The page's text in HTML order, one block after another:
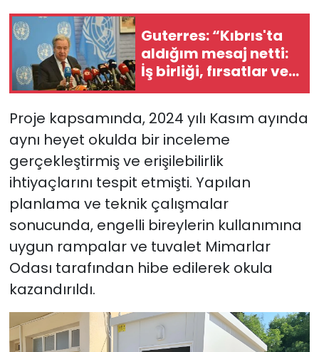
Guterres: “Kıbrıs'ta
aldığım mesaj netti:
İş birliği, fırsatlar ve
barışla şekillenen bir
Proje kapsamında, 2024 yılı Kasım ayında
aynı heyet okulda bir inceleme
gerçekleştirmiş ve erişilebilirlik
ihtiyaçlarını tespit etmişti. Yapılan
planlama ve teknik çalışmalar
sonucunda, engelli bireylerin kullanımına
uygun rampalar ve tuvalet Mimarlar
Odası tarafından hibe edilerek okula
kazandırıldı.